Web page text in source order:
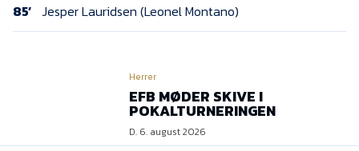
85’ Jesper Lauridsen (Leonel Montano)
Herrer
EFB MØDER SKIVE I
POKALTURNERINGEN
D. 6. august 2026